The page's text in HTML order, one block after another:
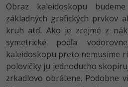
Viac
Fórum
Kurzy e-commerce
Obraz kaleidoskopu
základných grafických prvkov
kruh atď. Ako je zrejmé z
symetrické podľa
kaleidoskopu preto nemusíme
polovičky ju jednoducho
zrkadlovo obrátene. Podobne